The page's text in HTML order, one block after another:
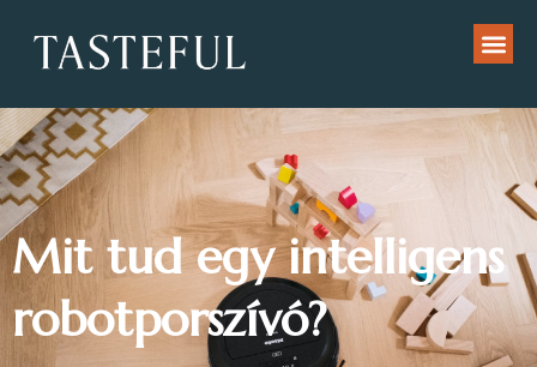
Mit tud egy intelligens
robotporszívó?